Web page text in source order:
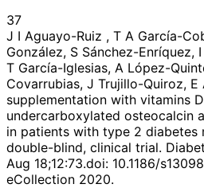
37
J I Aguayo-Ruiz , T A García-
González, S Sánchez-Enríquez,
T García-Iglesias, A López-
Covarrubias, J Trujillo-Quiroz,
supplementation with vitamins
undercarboxylated osteocalcin
in patients with type 2 diabetes
double-blind, clinical trial.
Aug 18;12:73.doi: 10.1186/
eCollection 2020.